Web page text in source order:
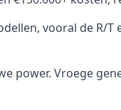
vooral de R/T
power. Vroege